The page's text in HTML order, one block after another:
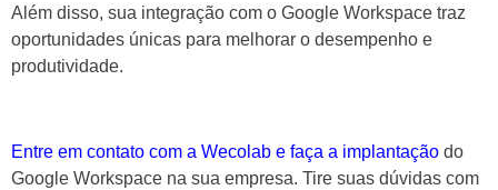
Além disso, sua integração com o Google Workspace traz
oportunidades únicas para melhorar o desempenho e
produtividade.
Entre em contato com a Wecolab e faça a implantação do
Google Workspace na sua empresa. Tire suas dúvidas com